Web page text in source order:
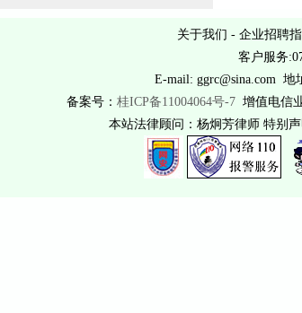
关于我们 - 企业招聘
客户服务
E-mail: ggrc@sina.com
备案号： 桂ICP备11004064号-7增值电信
本站法律顾问：杨炯芳律师 特别